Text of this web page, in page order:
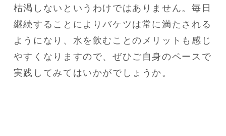
枯渇しないというわけではありません。毎日
継続することによりバケツは常に満たされる
ようになり、水を飲むことのメリットも感じ
やすくなりますので、ぜひご自身のペースで
実践してみてはいかがでしょうか。